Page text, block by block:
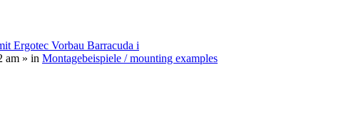
Ergotec Vorbau Barracuda i
am » in Montagebeispiele / mounting examples